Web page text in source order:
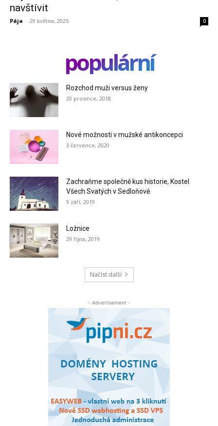
navštívit
Pája - 29 května, 2025 0
populární
Rozchod muži versus ženy
20 prosince, 2018
Nové možnosti v mužské antikoncepci
3 července, 2020
Zachraňme společně kus historie, Kostel
Všech Svatých v Sedloňově
9 září, 2019
Ložnice
29 října, 2019
Načíst další
- Advertisement -